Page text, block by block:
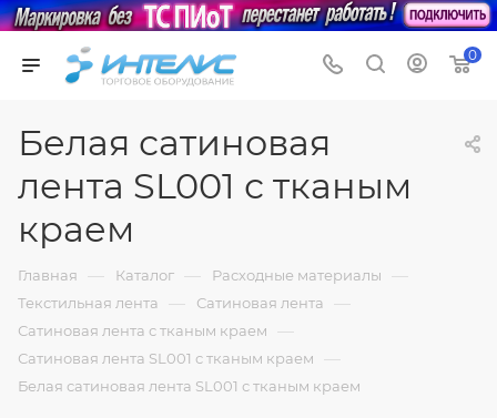
0
Белая сатиновая
лента SL001 с тканым
краем
Главная — Каталог — Расходные материалы —
Текстильная лента — Сатиновая лента —
Сатиновая лента с тканым краем —
Сатиновая лента SL001 с тканым краем —
Белая сатиновая лента SL001 с тканым краем